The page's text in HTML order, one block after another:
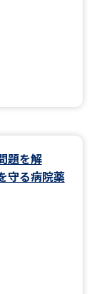
題を解
守る病院薬